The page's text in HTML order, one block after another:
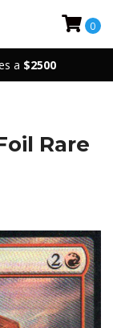
a $2500
0
Rare